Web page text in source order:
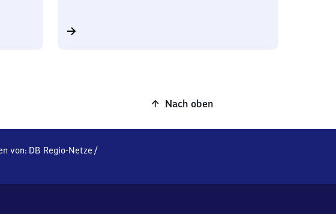
Nach oben
von: DB Regio-Netze /